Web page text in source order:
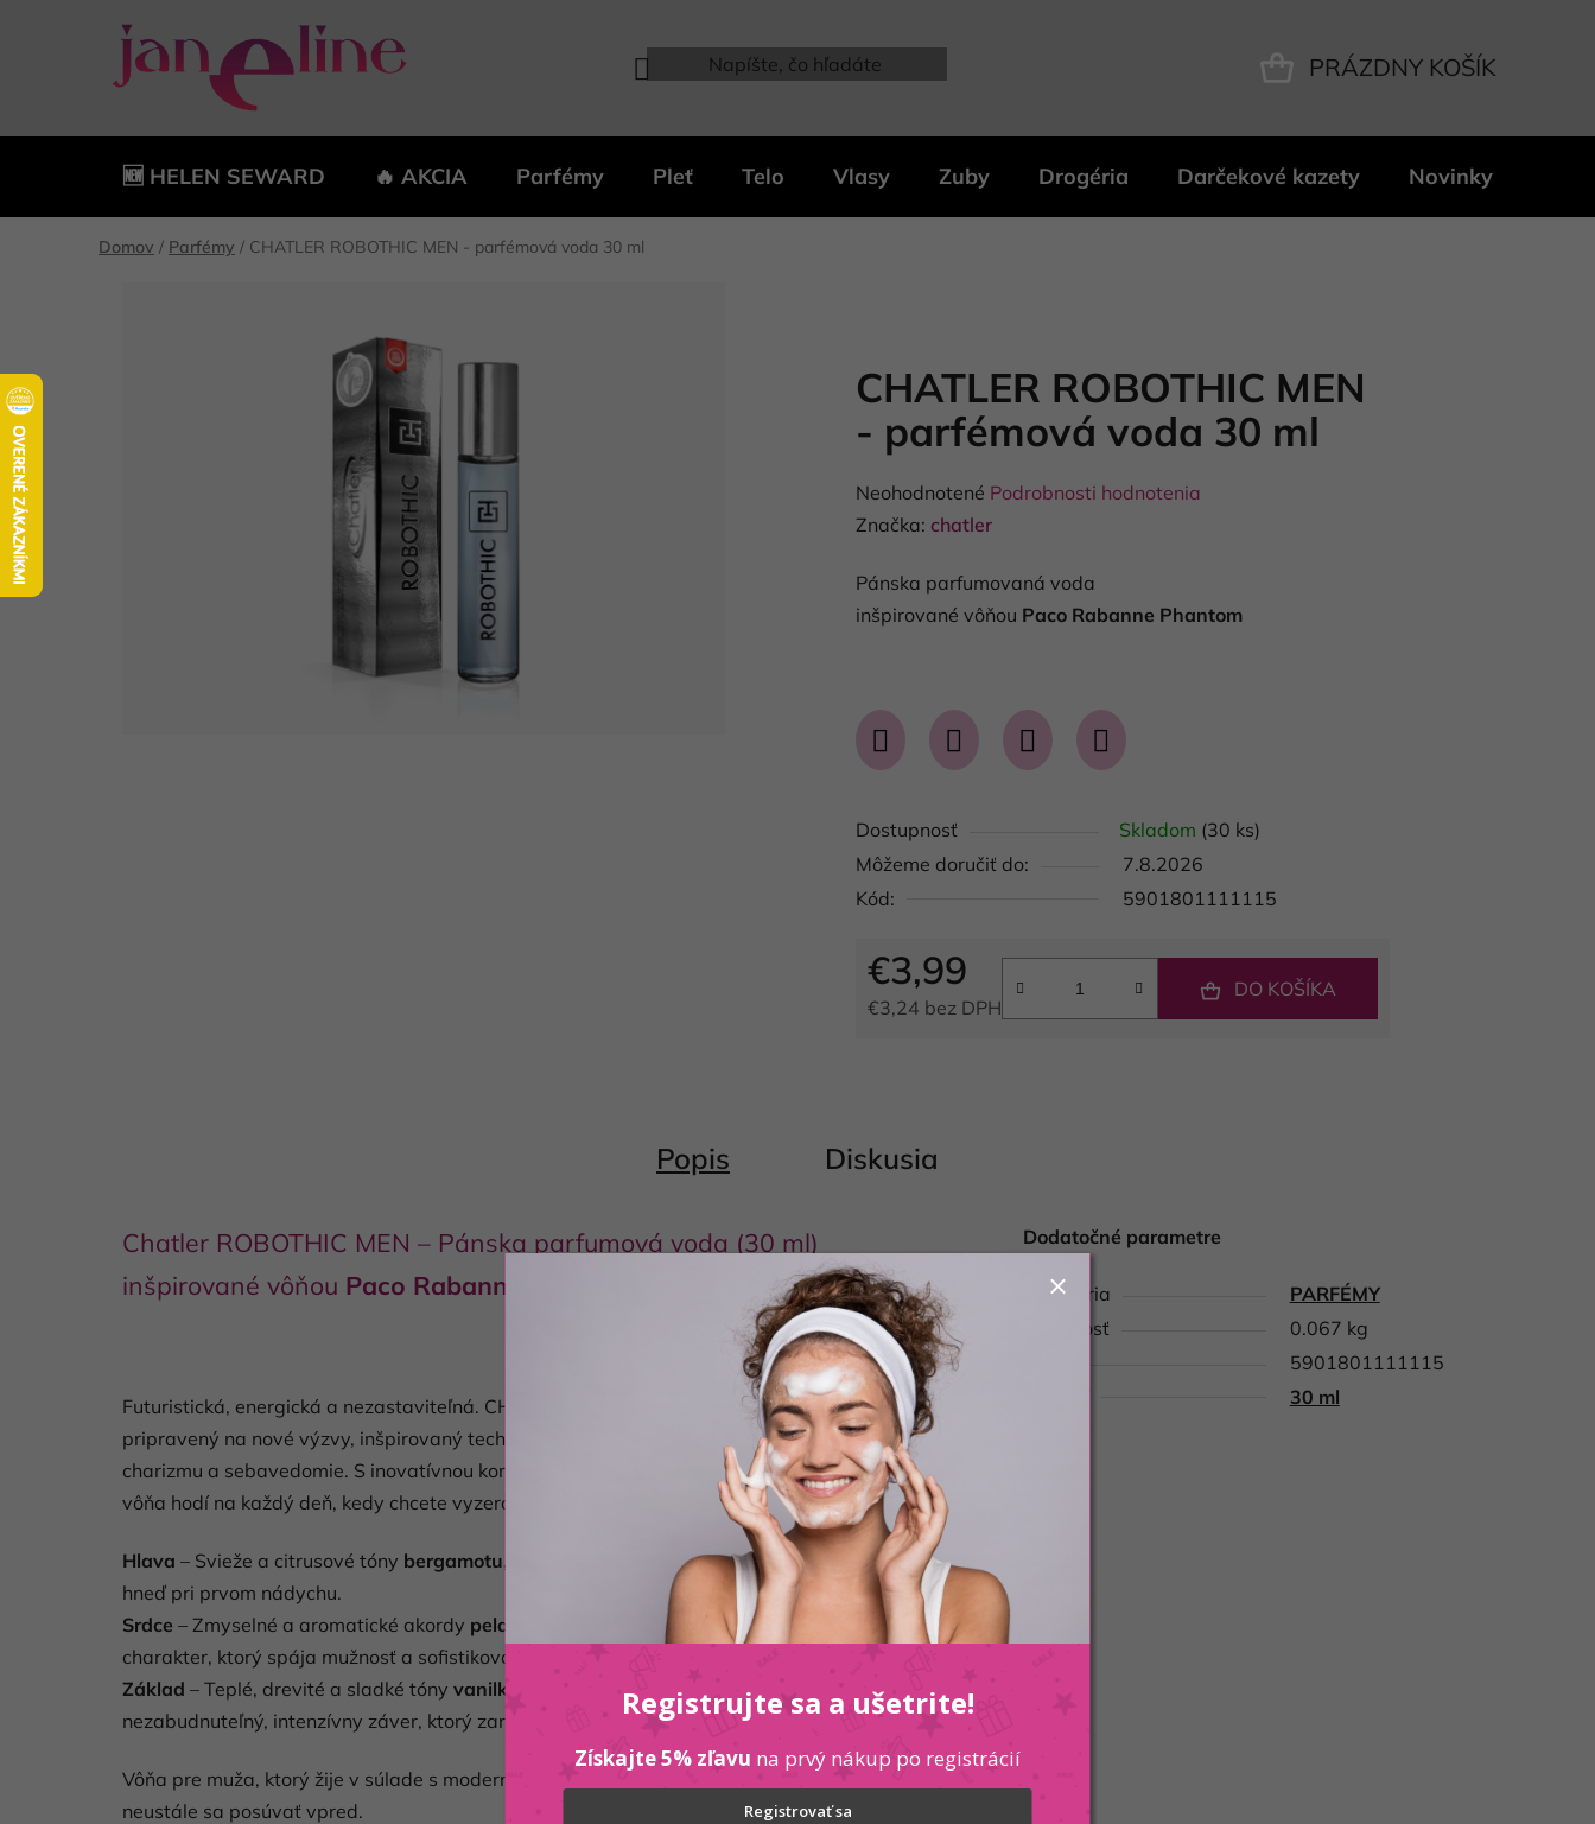
PRÁZDNY KOŠÍK
🆕 HELEN SEWARD 🔥 AKCIA Parfémy Pleť Telo Vlasy Zuby Drogéria Darčekové kazety Novinky
Domov / Parfémy / CHATLER ROBOTHIC MEN - parfémová voda 30 ml
CHATLER ROBOTHIC MEN
- parfémová voda 30 ml
Priemerné
hodnotenie
je
0,0
hviezdičiek.
Neohodnotené Podrobnosti hodnotenia
Značka: chatler
Pánska parfumovaná voda
inšpirované vôňou Paco Rabanne Phantom
Dostupnosť Skladom (30 ks)
Môžeme doručiť do:
7.8.2026
Kód:
5901801111115
€3,99
€3,24 bez DPH
DO KOŠÍKA
Popis Diskusia
Chatler ROBOTHIC MEN – Pánska parfumová voda (30 ml)
inšpirované vôňou Paco Rabanne Phantom
Futuristická, energická a nezastaviteľná. CHATLER ROBOTHIC MEN je vôňapre muža, ktorý je
pripravený na nové výzvy, inšpirovaný technologickým pokrokom a zároveň neustále vyžaruje
charizmu a sebavedomie. S inovatívnou kombináciou sviežich a aromatických tónov sa táto
vôňa hodí na každý deň, kedy chcete vyzerať a cítiť sa nezastaviteľne.
Hlava – Svieže a citrusové tóny bergamotu, limetky a levanduleprinášajú energiu a vitalitu
hneď pri prvom nádychu.
Srdce – Zmyselné a aromatické akordy pelargónie, jablka a koreniadodávajú hĺbku a jedinečný
charakter, ktorý spája mužnosť a sofistikovanosť.
Základ – Teplé, drevité a sladké tóny vanilky, tonkových bôbov a pačuli
nezabudnuteľný, intenzívny záver, ktorý zanecháva dlhý a charizmatický dojem.
Vôňa pre muža, ktorý žije v súlade s modernými technológiami, má odvahu experimentovať a
neustále sa posúvať vpred.
Dodatočné parametre
Kategória
PARFÉMY
Hmotnosť
0.067 kg
5901801111115
30 ml
Registrujte sa a ušetrite!
Získajte 5% zľavu na prvý nákup po registrácií
Registrovať sa